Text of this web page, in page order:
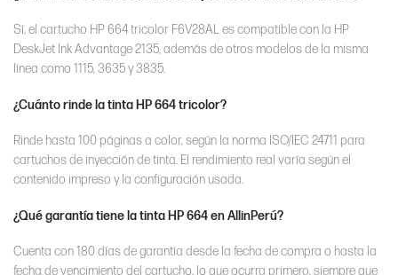
Sí, el cartucho HP 664 tricolor F6V28AL es compatible con la HP
DeskJet Ink Advantage 2135, además de otros modelos de la misma
línea como 1115, 3635 y 3835.
¿Cuánto rinde la tinta HP 664 tricolor?
Rinde hasta 100 páginas a color, según la norma ISO/IEC 24711 para
cartuchos de inyección de tinta. El rendimiento real varía según el
contenido impreso y la configuración usada.
¿Qué garantía tiene la tinta HP 664 en AllinPerú?
Cuenta con 180 días de garantía desde la fecha de compra o hasta la
fecha de vencimiento del cartucho, lo que ocurra primero, siempre que